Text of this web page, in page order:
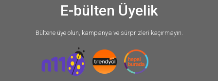
E-bülten Üyelik
Bültene üye olun, kampanya ve sürprizleri kaçırmayın.